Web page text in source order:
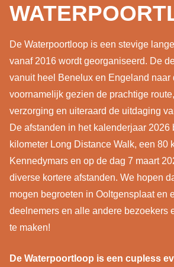
De Waterpoortloop is een stevige
vanaf 2016 wordt georganiseerd. De
vanuit heel Benelux en Engeland naar
voornamelijk gezien de prachtige
verzorging en uiteraard de uitdaging
De afstanden in het kalenderjaar 2026
kilometer Long Distance Walk, een 80
Kennedymars en op de dag 7 maart
diverse kortere afstanden. We hopen
mogen begroeten in Ooltgensplaat en
deelnemers en alle andere bezoekers
te maken!
De Waterpoortloop is een cupless